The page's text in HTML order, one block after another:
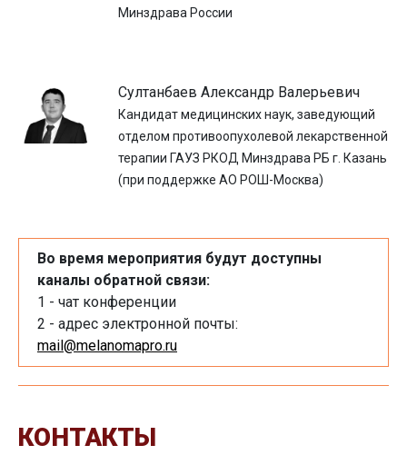
Минздрава России
Султанбаев Александр Валерьевич
Кандидат медицинских наук, заведующий
отделом противоопухолевой лекарственной
терапии ГАУЗ РКОД Минздрава РБ г. Казань
(при поддержке АО РОШ-Москва)
Во время мероприятия будут доступны
каналы обратной связи:
1 - чат конференции
2 - адрес электронной почты:
mail@melanomapro.ru
КОНТАКТЫ